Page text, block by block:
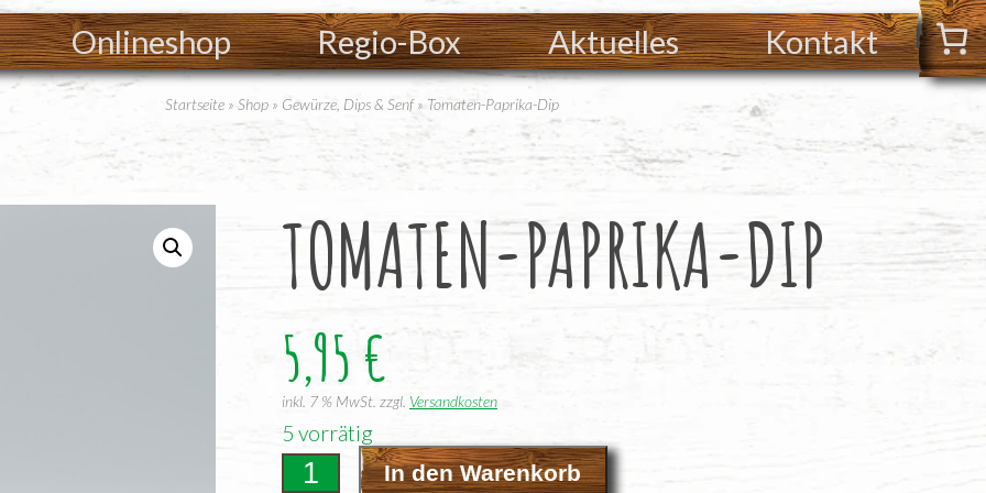
Onlineshop Regio-Box Aktuelles Kontakt
Startseite »Shop » Gewürze, Dips & Senf» Tomaten-Paprika-Dip
TOMA­TEN-PAPRI­KA-DIP
5,95 €
inkl. 7 % MwSt. zzgl. Versandkosten
5 vorrätig
Tomaten- In den Warenkorb